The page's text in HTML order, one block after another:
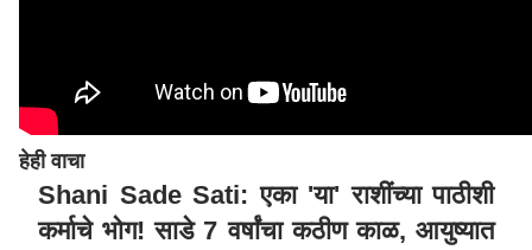
हेही वाचा
Shani Sade Sati: एका 'या' राशींच्या पाठीशी
कर्माचे भोग! साडे 7 वर्षांचा कठीण काळ, आयुष्यात